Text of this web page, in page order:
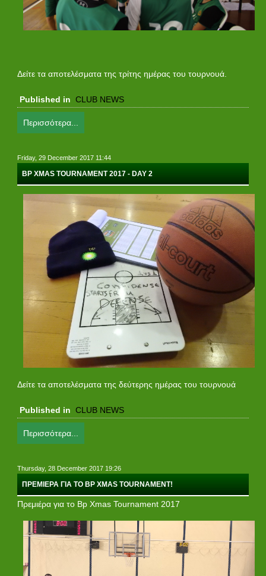
Δείτε τα αποτελέσματα της τρίτης ημέρας του τουρνουά.
Published in CLUB NEWS
Περισσότερα...
Friday, 29 December 2017 11:44
BP XMAS TOURNAMENT 2017 - DAY 2
Δείτε τα αποτελέσματα της δεύτερης ημέρας του τουρνουά
Published in CLUB NEWS
Περισσότερα...
Thursday, 28 December 2017 19:26
ΠΡΕΜΙΕΡΑ ΓΙΑ ΤΟ BP XMAS TOURNAMENT!
Πρεμιέρα για το Bp Xmas Tournament 2017